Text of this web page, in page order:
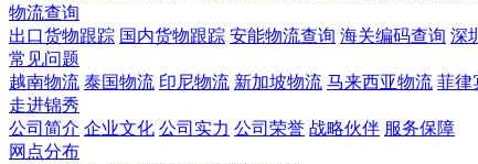
物流查询
出口货物跟踪 国内货物跟踪 安能物流查询 海关编码查询 深
常见问题
越南物流 泰国物流 印尼物流 新加坡物流 马来西亚物流 菲律
走进锦秀
公司简介 企业文化 公司实力 公司荣誉 战略伙伴 服务保障
网点分布